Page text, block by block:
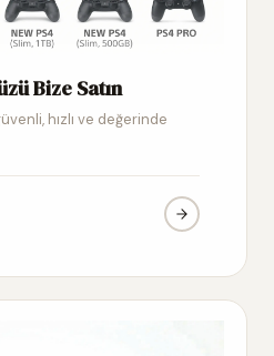
Bize Satın
hızlı ve değerinde